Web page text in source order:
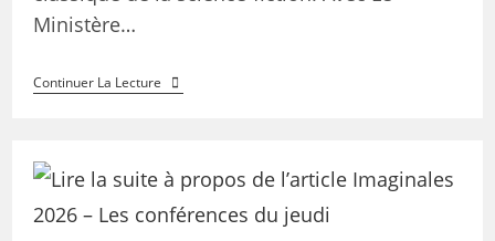
Ministère…
Continuer La Lecture